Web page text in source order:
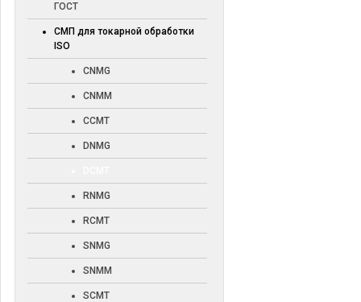
ГОСТ
СМП для токарной обработки
ISO
CNMG
CNMM
CCMT
DNMG
RNMG
RCMT
SNMG
SNMM
SCMT